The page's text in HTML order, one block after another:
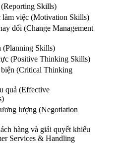
Skills)
việc (Motivation Skills)
đổi (Change Management
(Planning Skills)
(Positive Thinking Skills)
(Critical Thinking
quả (Effective
lượng (Negotiation
hàng và giải quyết khiếu
Services & Handling